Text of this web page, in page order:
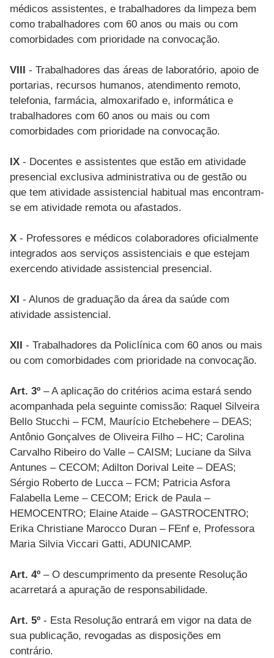
médicos assistentes, e trabalhadores da limpeza bem
como trabalhadores com 60 anos ou mais ou com
comorbidades com prioridade na convocação.
VIII - Trabalhadores das áreas de laboratório, apoio de
portarias, recursos humanos, atendimento remoto,
telefonia, farmácia, almoxarifado e, informática e
trabalhadores com 60 anos ou mais ou com
comorbidades com prioridade na convocação.
IX - Docentes e assistentes que estão em atividade
presencial exclusiva administrativa ou de gestão ou
que tem atividade assistencial habitual mas encontram-
se em atividade remota ou afastados.
X - Professores e médicos colaboradores oficialmente
integrados aos serviços assistenciais e que estejam
exercendo atividade assistencial presencial.
XI - Alunos de graduação da área da saúde com
atividade assistencial.
XII - Trabalhadores da Policlínica com 60 anos ou mais
ou com comorbidades com prioridade na convocação.
Art. 3º – A aplicação do critérios acima estará sendo
acompanhada pela seguinte comissão: Raquel Silveira
Bello Stucchi – FCM, Maurício Etchebehere – DEAS;
Antônio Gonçalves de Oliveira Filho – HC; Carolina
Carvalho Ribeiro do Valle – CAISM; Luciane da Silva
Antunes – CECOM; Adilton Dorival Leite – DEAS;
Sérgio Roberto de Lucca – FCM; Patricia Asfora
Falabella Leme – CECOM; Erick de Paula –
HEMOCENTRO; Elaine Ataide – GASTROCENTRO;
Erika Christiane Marocco Duran – FEnf e, Professora
Maria Silvia Viccari Gatti, ADUNICAMP.
Art. 4º – O descumprimento da presente Resolução
acarretará a apuração de responsabilidade.
Art. 5º - Esta Resolução entrará em vigor na data de
sua publicação, revogadas as disposições em
contrário.